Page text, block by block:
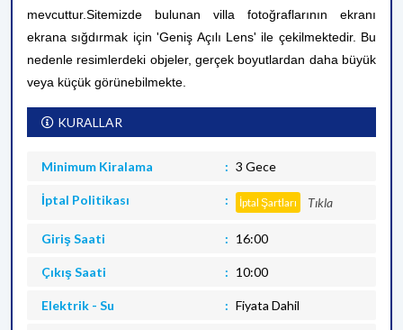
mevcuttur.Sitemizde bulunan villa fotoğraflarının ekranı
ekrana sığdırmak için 'Geniş Açılı Lens' ile çekilmektedir. Bu
nedenle resimlerdeki objeler, gerçek boyutlardan daha büyük
veya küçük görünebilmekte.
KURALLAR
Minimum Kiralama 3 Gece
İptal Politikası İptal Şartları Tıkla
Giriş Saati 16:00
Çıkış Saati 10:00
Elektrik - Su Fiyata Dahil